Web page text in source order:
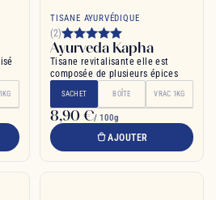
TISANE AYURVÉDIQUE
(2)
Ayurveda Kapha
Tisane revitalisante elle est
composée de plusieurs épices
SACHET BOÎTE VRAC 1KG
8,90 €/ 100g
AJOUTER